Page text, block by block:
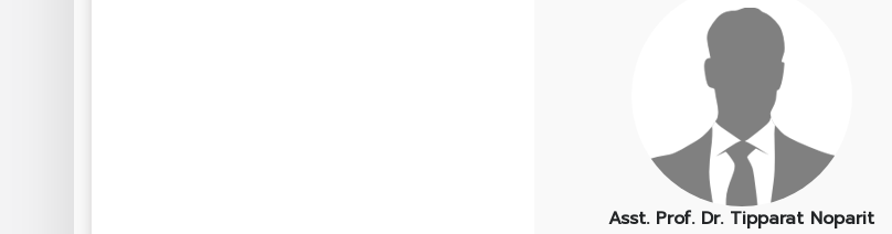
Asst. Prof. Dr. Tipparat Noparit